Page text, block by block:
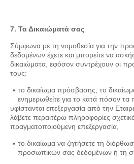
7. Τα Δικαιώματά σας
Σύμφωνα με τη νομοθεσία για την
δεδομένων έχετε και μπορείτε να
δικαιώματα, εφόσον συντρέχουν οι
τους:
το δικαίωμα πρόσβασης, το
ενημερωθείτε για το κατά πόσον
υφίστανται επεξεργασία από την
λάβετε περαιτέρω πληροφορίες
πραγματοποιούμενη επεξεργασία,
το δικαίωμα να ζητήσετε τη
προσωπικών σας δεδομένων ή τη